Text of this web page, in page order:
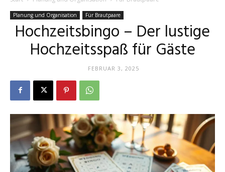
Hochzeitstraum
–
Portal
Planung und Organisation Für Brautpaare
Hochzeitsbingo – Der lustige
Hochzeitsspaß für Gäste
FEBRUAR 3, 2025